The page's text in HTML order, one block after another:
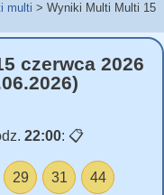
multi
Wyniki Multi Multi 15
czerwca 2026
22:00: 📋
29 31 44